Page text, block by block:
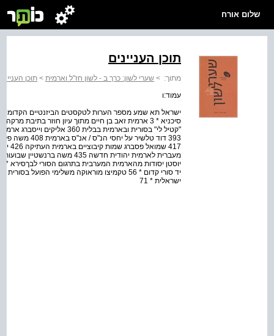
שלום אורח
תוכן העניינים
מתוך: > שערי לשון: כרך ב - לשון חז"ל וארמית > תוכן
עמוד:ו
"קטיל לי" בסורית ובארמית
393 דוד טלשיר
417
ישראלית * 71